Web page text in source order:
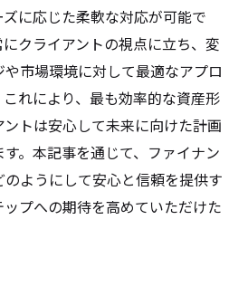
に応じた柔軟な対応が可能で
クライアントの視点に立ち、変
市場環境に対して最適なアプロ
れにより、最も効率的な資産形
トは安心して未来に向けた計画
。本記事を通じて、ファイナン
ようにして安心と信頼を提供す
プへの期待を高めていただけた